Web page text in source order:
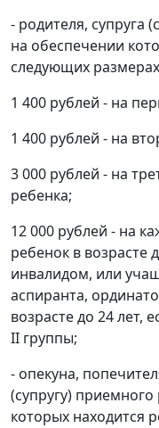
- родителя, супруга
на обеспечении
следующих
1 400 рублей - на
1 400 рублей - на
3 000 рублей - на
ребенка;
12 000 рублей - на
ребенок в возрасте
инвалидом, или
аспиранта,
возрасте до 24 лет,
II группы;
- опекуна,
(супругу)
которых находится